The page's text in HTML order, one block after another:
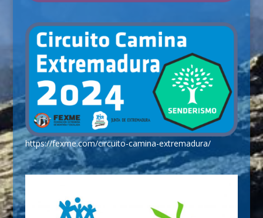
https://fexme.com/circuito-camina-extremadura/